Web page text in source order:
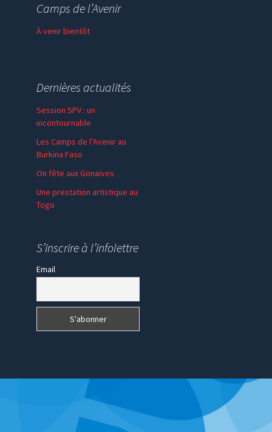
Faire un don
Camps de l’Avenir
À venir bientôt
Dernières actualités
Session SPV : un
incontournable
Les Camps de l’Avenir au
Burkina Faso
On fête aux Gonaïves
Une prestation artistique au
Togo
S’inscrire à l’infolettre
Email